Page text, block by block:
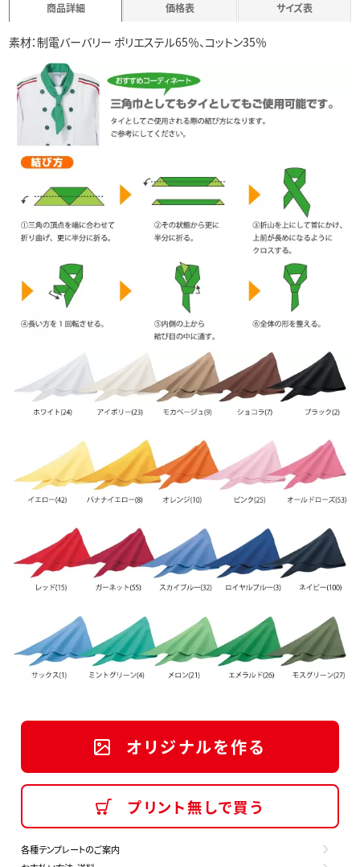
商品詳細 価格表 サイズ表
素材：制電バーバリー ポリエステル65％、コットン35％
オリジナルを作る
プリント無しで買う
各種テンプレートのご案内